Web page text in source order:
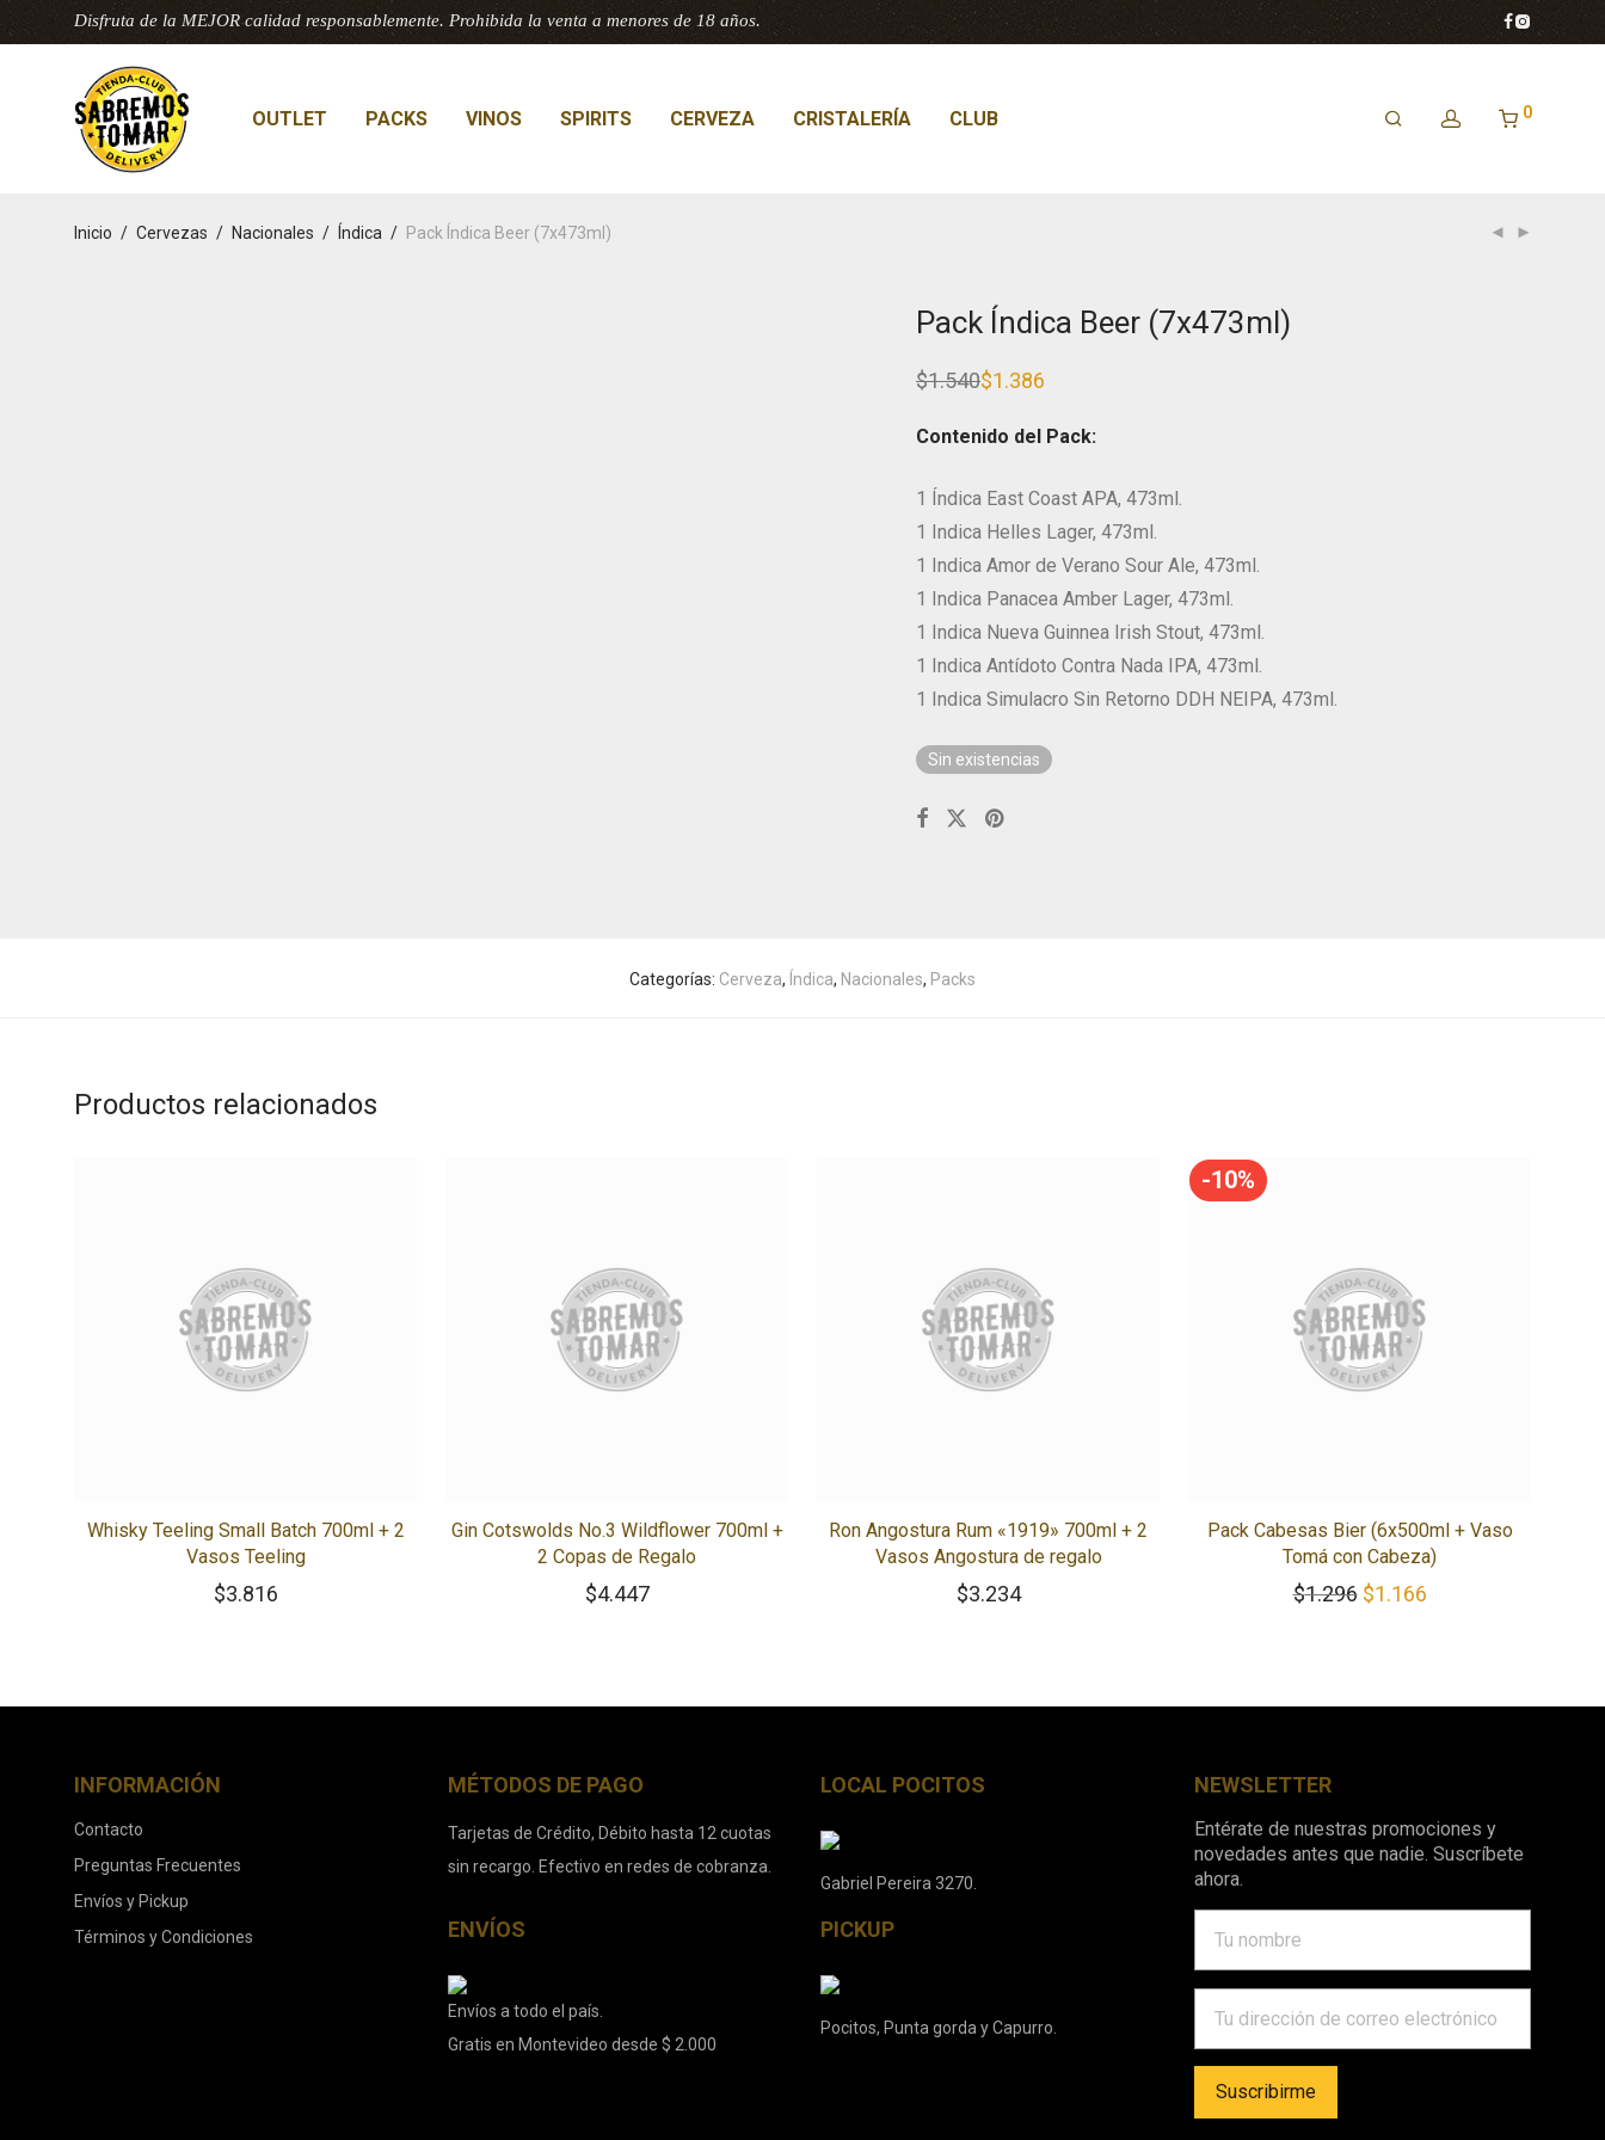
Disfruta de la MEJOR calidad responsablemente. Prohibida la venta a menores de 18 años.
OUTLET PACKS VINOS SPIRITS CERVEZA CRISTALERÍA CLUB 0
Inicio / Cervezas / Nacionales / Índica / Pack Índica Beer (7x473ml)
Pack Índica Beer (7x473ml)
$1.540
El
era:
$1.386
El
es:
Contenido del Pack:
1 Índica East Coast APA, 473ml.
1 Indica Helles Lager, 473ml.
1 Indica Amor de Verano Sour Ale, 473ml.
1 Indica Panacea Amber Lager, 473ml.
1 Indica Nueva Guinnea Irish Stout, 473ml.
1 Indica Antídoto Contra Nada IPA, 473ml.
1 Indica Simulacro Sin Retorno DDH NEIPA, 473ml.
Sin existencias
Categorías: Cerveza, Índica, Nacionales, Packs
Productos relacionados
Whisky Teeling Small Batch 700ml + 2
Vasos Teeling
$3.816
Gin Cotswolds No.3 Wildflower 700ml +
2 Copas de Regalo
$4.447
Ron Angostura Rum «1919» 700ml + 2
Vasos Angostura de regalo
$3.234
-10%
Pack Cabesas Bier (6x500ml + Vaso
Tomá con Cabeza)
$1.296 El precio original era:
$1.166El precio actual
INFORMACIÓN
Contacto
Preguntas Frecuentes
Envíos y Pickup
Términos y Condiciones
MÉTODOS DE PAGO
Tarjetas de Crédito, Débito hasta 12 cuotas
sin recargo. Efectivo en redes de cobranza.
ENVÍOS
Envíos a todo el país.
Gratis en Montevideo desde $ 2.000
LOCAL POCITOS
Gabriel Pereira 3270.
PICKUP
Pocitos, Punta gorda y Capurro.
NEWSLETTER
Entérate de nuestras promociones y
novedades antes que nadie. Suscríbete
ahora.